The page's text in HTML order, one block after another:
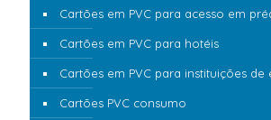
Cartões em PVC para acesso em
Cartões em PVC para hotéis
Cartões em PVC para instituições de
Cartões PVC consumo